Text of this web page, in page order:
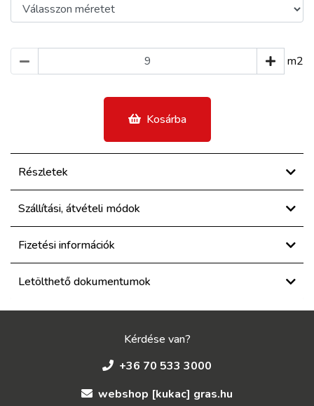
m2
Kosárba
Részletek
Szállítási, átvételi módok
Fizetési információk
Letölthető dokumentumok
Kérdése van?
+36 70 533 3000
webshop [kukac] gras.hu